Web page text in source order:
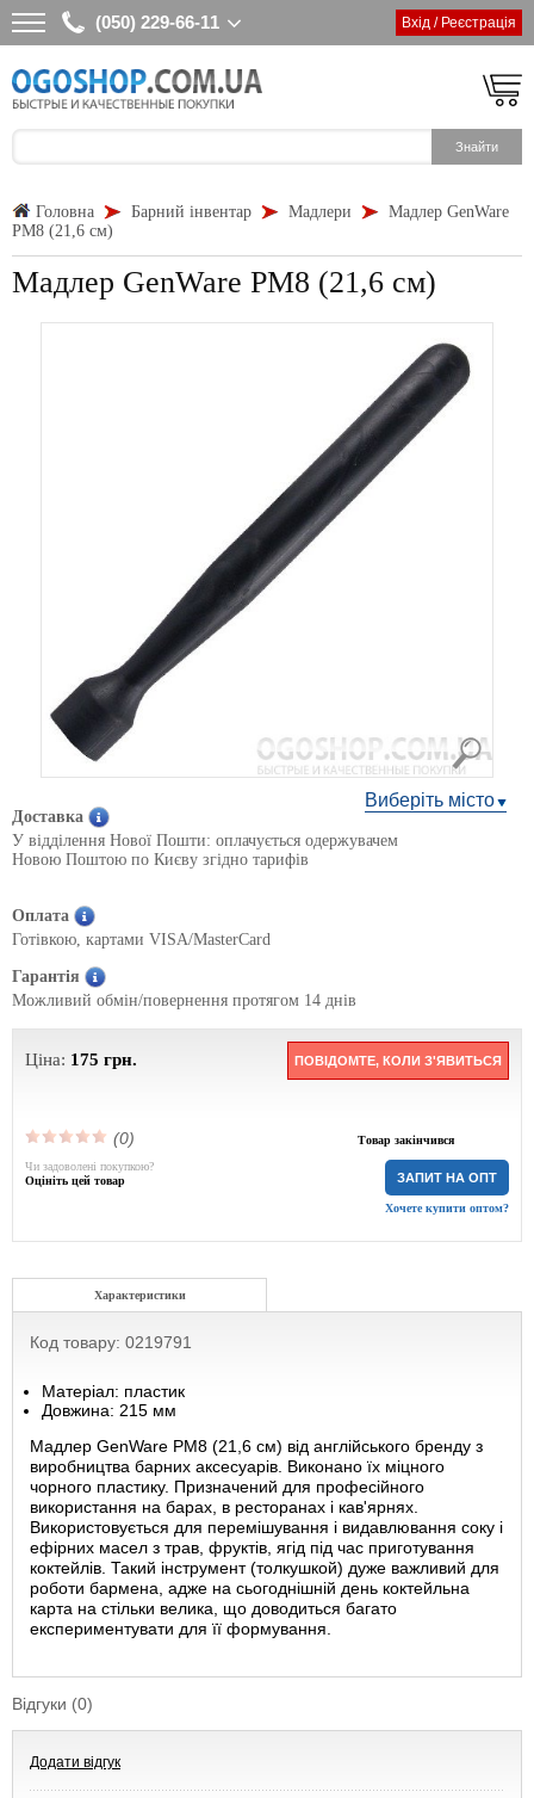
(050) 229-66-11 Вхід / Реєстрація
Головна Барний інвентар Мадлери
Мадлер GenWare
PM8 (21,6 см)
Мадлер GenWare PM8 (21,6 см)
Виберіть місто
Доставка
У відділення Нової Пошти: оплачується одержувачем
Новою Поштою по Києву згідно тарифів
Оплата
Готівкою, картами VISA/MasterCard
Гарантія
Можливий обмін/повернення протягом 14 днів
Ціна: 175 грн. ПОВІДОМТЕ, КОЛИ З'ЯВИТЬСЯ
(0) Товар закінчився
ЗАПИТ НА ОПТ
Хочете купити оптом?
Чи задоволені покупкою?
Оцініть цей товар
Характеристики
Код товару: 0219791
Матеріал: пластик
Довжина: 215 мм
Мадлер GenWare PM8 (21,6 см) від англійського бренду з
виробництва барних аксесуарів. Виконано їх міцного
чорного пластику. Призначений для професійного
використання на барах, в ресторанах і кав'ярнях.
Використовується для перемішування і видавлювання соку і
ефірних масел з трав, фруктів, ягід під час приготування
коктейлів. Такий інструмент (толкушкой) дуже важливий для
роботи бармена, адже на сьогоднішній день коктейльна
карта на стільки велика, що доводиться багато
експериментувати для її формування.
Відгуки (0)
Додати відгук